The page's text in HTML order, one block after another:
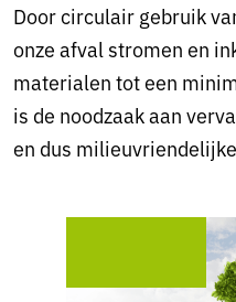
Door circulair gebruik
onze afval stromen en
materialen tot een
is de noodzaak aan
en dus